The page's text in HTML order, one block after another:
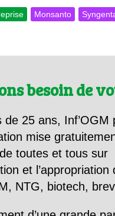
Monsanto
besoin de
de 25 ans, Inf’OGM
mise
toutes et tous sur
et l’appropriation
NTG, biotech,